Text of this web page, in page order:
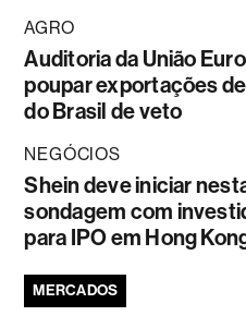
AGRO
Auditoria da União
poupar exportações
do Brasil de veto
NEGÓCIOS
Shein deve iniciar
sondagem com
para IPO em Hong
MERCADOS